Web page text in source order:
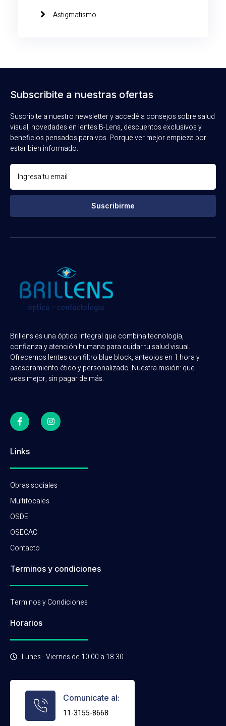
Astigmatismo
Subscribite a nuestras ofertas
Suscribite a nuestro newsletter y accedé a consejos sobre salud
visual, novedades en lentes B-Lens, descuentos exclusivos y
beneficios pensados para vos. Porque ver mejor empieza por
estar bien informado.
Suscribirme
Brillens es una óptica integral que combina tecnología,
confianza y atención humana para cuidar tu salud visual.
Ofrecemos lentes con filtro blue block, anteojos en 1 hora y
asesoramiento ético y personalizado. Nuestra misión: que
veas mejor, sin pagar de más.
Links
Obras sociales
Multifocales
OSDE
OSECAC
Contacto
Terminos y condiciones
Terminos y Condiciones
Horarios
Lunes - Viernes de 10.00 a 18.30
Comunicate al:
11-3155-8668